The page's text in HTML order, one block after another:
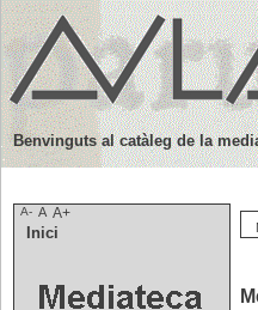
Benvinguts al catàleg de la
A- A A+
Inici